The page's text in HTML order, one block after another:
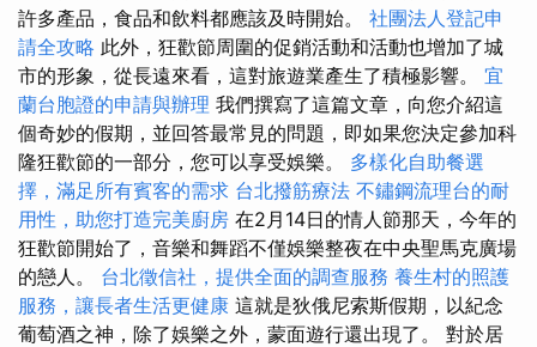
許多產品，食品和飲料都應該及時開始。 社團法人登記申
請全攻略 此外，狂歡節周圍的促銷活動和活動也增加了城
市的形象，從長遠來看，這對旅遊業產生了積極影響。 宜
蘭台胞證的申請與辦理 我們撰寫了這篇文章，向您介紹這
個奇妙的假期，並回答最常見的問題，即如果您決定參加科
隆狂歡節的一部分，您可以享受娛樂。 多樣化自助餐選
擇，滿足所有賓客的需求 台北撥筋療法 不鏽鋼流理台的耐
用性，助您打造完美廚房 在2月14日的情人節那天，今年的
狂歡節開始了，音樂和舞蹈不僅娛樂整夜在中央聖馬克廣場
的戀人。 台北徵信社，提供全面的調查服務 養生村的照護
服務，讓長者生活更健康 這就是狄俄尼索斯假期，以紀念
葡萄酒之神，除了娛樂之外，蒙面遊行還出現了。 對於居